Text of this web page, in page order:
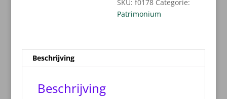
SKU:f0178 Categorie:
Patrimonium
Beschrijving
Beschrijving